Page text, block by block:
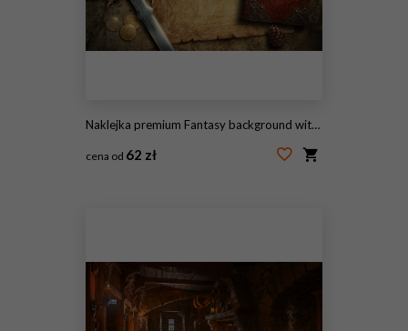
Naklejka premium Fantasy background with ancient map
cena od 62 zł